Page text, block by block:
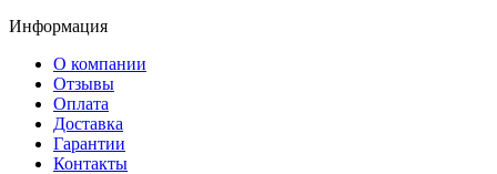
Информация
О компании
Отзывы
Оплата
Доставка
Гарантии
Контакты